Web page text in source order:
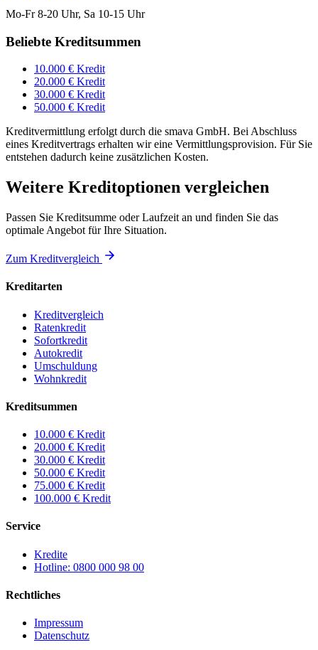
Mo-Fr 8-20 Uhr, Sa 10-15 Uhr
Beliebte Kreditsummen
10.000 € Kredit
20.000 € Kredit
30.000 € Kredit
50.000 € Kredit
Kreditvermittlung erfolgt durch die smava GmbH. Bei Abschluss
eines Kreditvertrags erhalten wir eine Vermittlungsprovision. Für Sie
entstehen dadurch keine zusätzlichen Kosten.
Weitere Kreditoptionen vergleichen
Passen Sie Kreditsumme oder Laufzeit an und finden Sie das
optimale Angebot für Ihre Situation.
Zum Kreditvergleich
Kreditarten
Kreditvergleich
Ratenkredit
Sofortkredit
Autokredit
Umschuldung
Wohnkredit
Kreditsummen
10.000 € Kredit
20.000 € Kredit
30.000 € Kredit
50.000 € Kredit
75.000 € Kredit
100.000 € Kredit
Service
Kredite
Hotline: 0800 000 98 00
Rechtliches
Impressum
Datenschutz